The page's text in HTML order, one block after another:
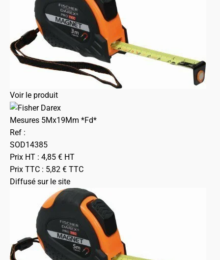
Voir le produit
Mesures 5Mx19Mm *Fd*
Ref :
SOD14385
Prix HT : 4,85 € HT
Prix TTC : 5,82 € TTC
Diffusé sur le site